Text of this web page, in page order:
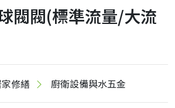
閥閥(標準流量/大流
修繕 廚衛設備與水五金